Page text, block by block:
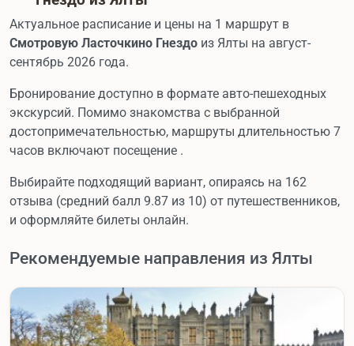
Актуальное расписание и цены на 1 маршрут в
Смотровую Ласточкино Гнездо из Ялты на август-
сентябрь 2026 года.
Бронирование доступно в формате авто-пешеходных
экскурсий. Помимо знакомства с выбранной
достопримечательностью, маршруты длительностью 7
часов включают посещение .
Выбирайте подходящий вариант, опираясь на 162
отзыва (средний балл 9.87 из 10) от путешественников,
и оформляйте билеты онлайн.
Рекомендуемые направления из Ялты